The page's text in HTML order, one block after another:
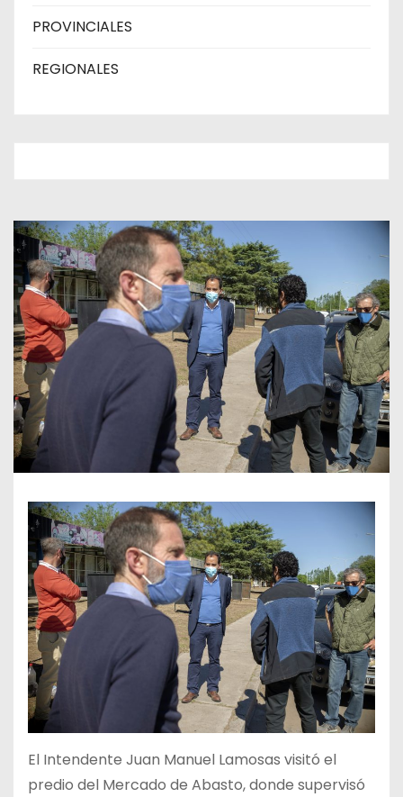
PROVINCIALES
REGIONALES
El Intendente Juan Manuel Lamosas visitó el
predio del Mercado de Abasto, donde supervisó